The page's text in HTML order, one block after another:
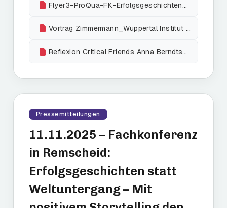
Flyer3-ProQua-FK-Erfolgsgeschichten_hybrid_web
Vortrag Zimmermann_Wuppertal Institut final
Reflexion Critical Friends Anna Berndtson + Norman Grotegut
Pressemitteilungen
11.11.2025 – Fachkonferenz
in Remscheid:
Erfolgsgeschichten statt
Weltuntergang – Mit